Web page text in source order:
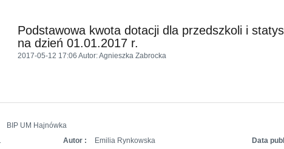
Podstawowa kwota dotacji dla przedszkoli i
na dzień 01.01.2017 r.
2017-05-12 17:06 Autor: Agnieszka Zabrocka
BIP UM Hajnówka
Autor : Emilia Rynkowska Data